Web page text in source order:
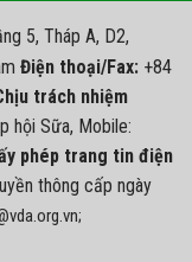
5, Tháp A, D2,
Điện thoại/Fax: +84
trách nhiệm
hội Sữa, Mobile:
phép trang tin điện
thông cấp ngày